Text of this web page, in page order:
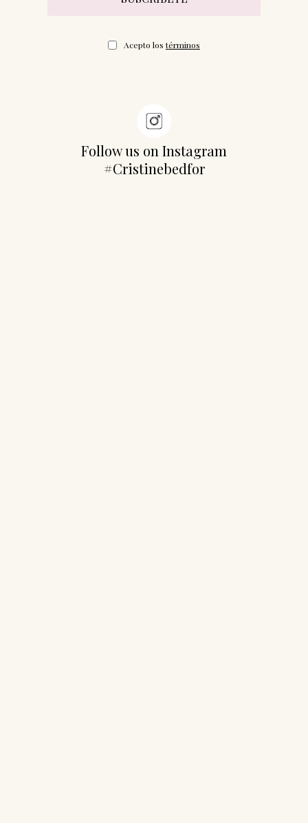
Acepto los términos
Follow us on Instagram
#Cristinebedfor